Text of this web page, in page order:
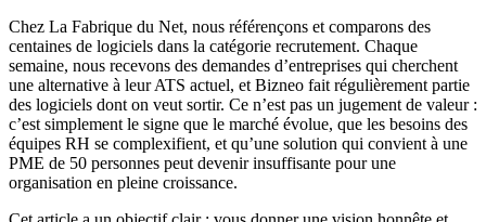
Chez La Fabrique du Net, nous référençons et comparons des
centaines de logiciels dans la catégorie recrutement. Chaque
semaine, nous recevons des demandes d’entreprises qui cherchent
une alternative à leur ATS actuel, et Bizneo fait régulièrement partie
des logiciels dont on veut sortir. Ce n’est pas un jugement de valeur :
c’est simplement le signe que le marché évolue, que les besoins des
équipes RH se complexifient, et qu’une solution qui convient à une
PME de 50 personnes peut devenir insuffisante pour une
organisation en pleine croissance.